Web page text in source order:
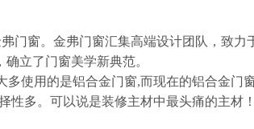
门窗。金弗门窗汇集高端设计团队，致力
立了门窗美学新典范。
使用的是铝合金门窗,而现在的铝合金门
性多。可以说是装修主材中最头痛的主材！